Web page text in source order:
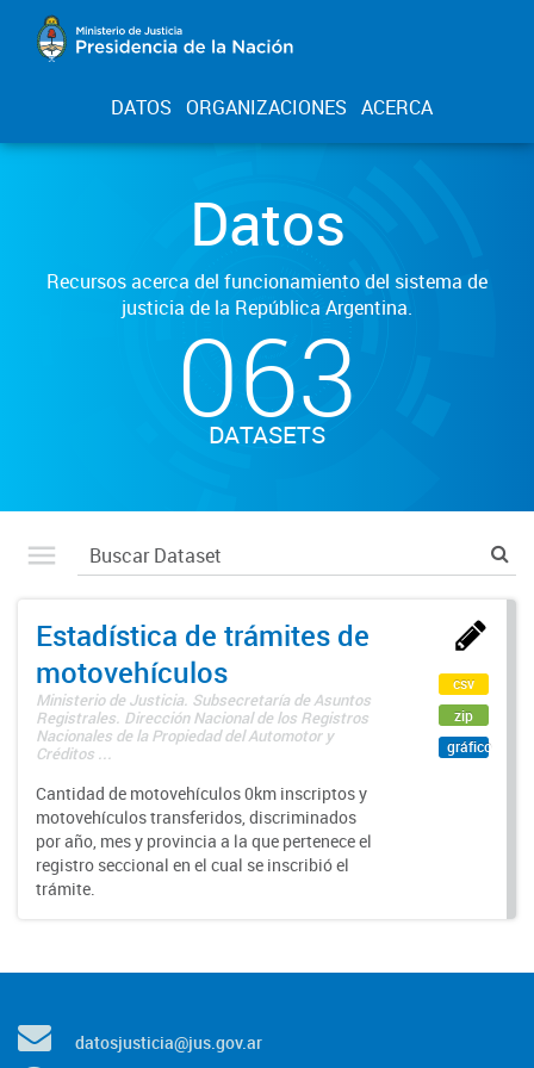
DATOS ORGANIZACIONES ACERCA
Datos
Recursos acerca del funcionamiento del sistema de
justicia de la República Argentina.
063
DATASETS
Estadística de trámites de
motovehículos
Ministerio de Justicia. Subsecretaría de Asuntos
Registrales. Dirección Nacional de los Registros
Nacionales de la Propiedad del Automotor y
Créditos ...
Cantidad de motovehículos 0km inscriptos y
motovehículos transferidos, discriminados
por año, mes y provincia a la que pertenece el
registro seccional en el cual se inscribió el
trámite.
csv
zip
gráfico
datosjusticia@jus.gov.ar